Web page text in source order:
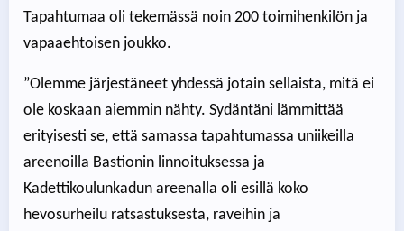
Tapahtumaa oli tekemässä noin 200 toimihenkilön ja
vapaaehtoisen joukko.
”Olemme järjestäneet yhdessä jotain sellaista, mitä ei
ole koskaan aiemmin nähty. Sydäntäni lämmittää
erityisesti se, että samassa tapahtumassa uniikeilla
areenoilla Bastionin linnoituksessa ja
Kadettikoulunkadun areenalla oli esillä koko
hevosurheilu ratsastuksesta, raveihin ja